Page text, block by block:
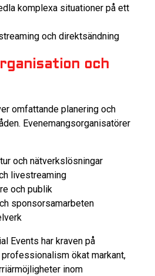
komplexa situationer på ett
och direktsändning
och
omfattande planering och
Evenemangsorganisatörer
och nätverkslösningar
livestreaming
och publik
sponsorsamarbeten
Events har kraven på
ökat markant,
inom